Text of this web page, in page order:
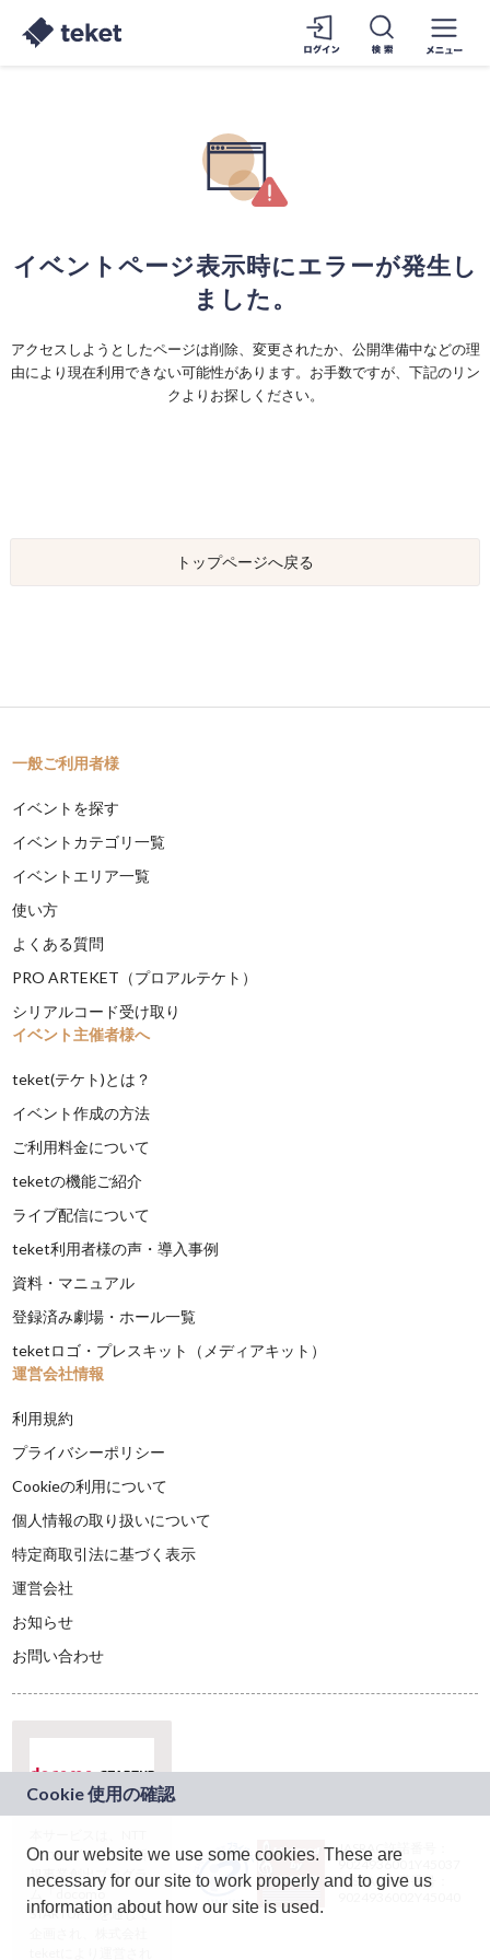
イベントページ表示時にエラーが発生し
ました。
アクセスしようとしたページは削除、変更されたか、公開準備中などの理
由により現在利用できない可能性があります。お手数ですが、下記のリン
クよりお探しください。
トップページへ戻る
一般ご利用者様
イベントを探す
イベントカテゴリ一覧
イベントエリア一覧
使い方
よくある質問
PRO ARTEKET（プロアルテケト）
シリアルコード受け取り
イベント主催者様へ
teket(テケト)とは？
イベント作成の方法
ご利用料金について
teketの機能ご紹介
ライブ配信について
teket利用者様の声・導入事例
資料・マニュアル
登録済み劇場・ホール一覧
teketロゴ・プレスキット（メディアキット）
運営会社情報
利用規約
プライバシーポリシー
Cookieの利用について
個人情報の取り扱いについて
特定商取引法に基づく表示
運営会社
お知らせ
お問い合わせ
ドコモグループの新
規事業創出プログラ
ム「docomo
STARTUP」を通じて
JASRAC許諾番号：
9024936001Y45037
JASRAC許諾番号：
On our website we use some cookies. These are
necessary for our site to work properly and to give us
information about how our site is used.